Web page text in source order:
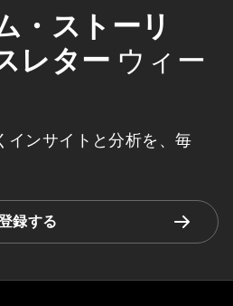
・ストーリ
レター ウィー
インサイトと分析を、毎
録する